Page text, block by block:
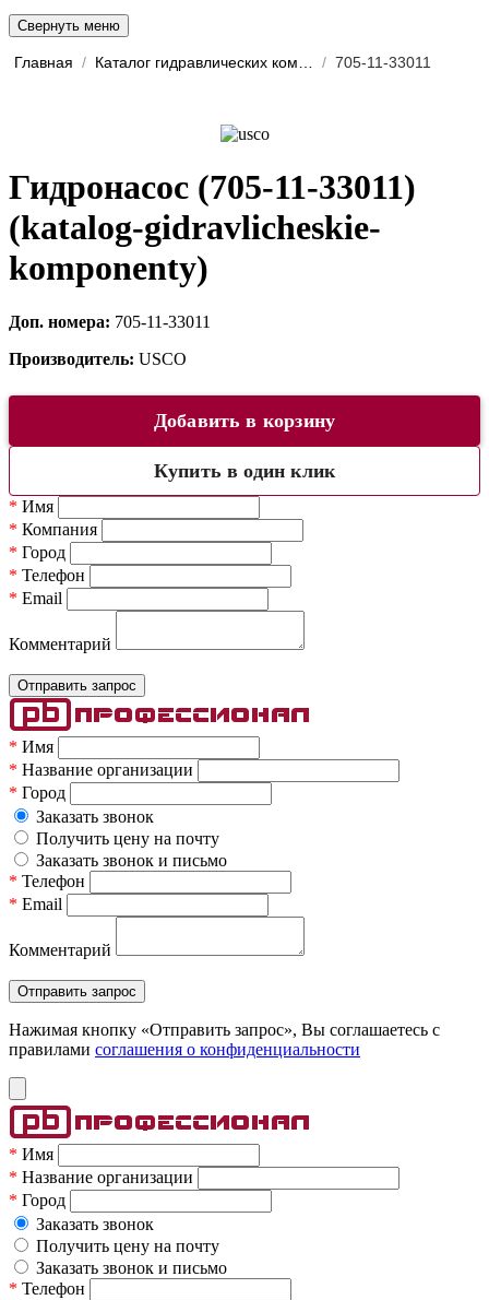
Свернуть меню
Главная / / 705-11-33011
Гидронасос (705-11-33011)
(katalog-gidravlicheskie-
komponenty)
Доп. номера: 705-11-33011
Производитель: USCO
Добавить в корзину
Купить в один клик
* Имя
* Компания
* Город
* Телефон
* Email
Комментарий
* Имя
* Название организации
* Город
Заказать звонок
Получить цену на почту
Заказать звонок и письмо
* Телефон
* Email
Комментарий
Нажимая кнопку «Отправить запрос», Вы соглашаетесь c
правилами соглашения о конфиденциальности
* Имя
* Название организации
* Город
Заказать звонок
Получить цену на почту
Заказать звонок и письмо
* Телефон